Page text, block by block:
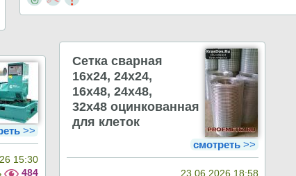
>>
15:30
484
Сетка сварная
16х24, 24х24,
16х48, 24х48,
32х48 оцинкованная
для клеток
смотреть>>
23.06.2026 18:58